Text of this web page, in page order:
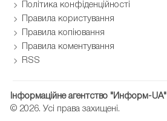
Політика конфіденційності
Правила користування
Правила копіювання
Правила коментування
RSS
Інформаційне агентство "Информ-UA"
© 2026. Усі права захищені.